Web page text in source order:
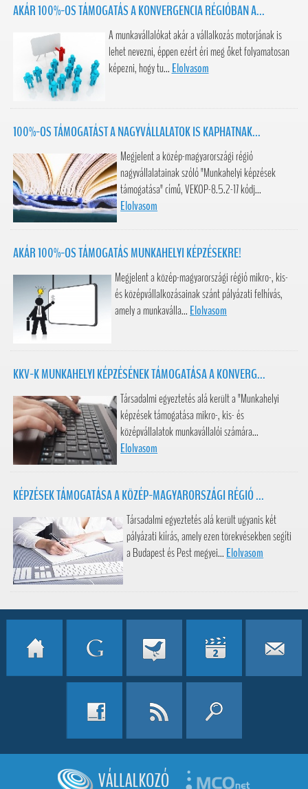
AKÁR 100%-OS TÁMOGATÁS A KONVERGENCIA RÉGIÓBAN A...
A munkavállalókat akár a vállalkozás motorjának is
lehet nevezni, éppen ezért éri meg őket folyamatosan
képezni, hogy tu... Elolvasom
100%-OS TÁMOGATÁST A NAGYVÁLLALATOK IS KAPHATNAK...
Megjelent a közép-magyarországi régió
nagyvállalatainak szóló "Munkahelyi képzések
támogatása" című, VEKOP-8.5.2-17 kódj...
Elolvasom
AKÁR 100%-OS TÁMOGATÁS MUNKAHELYI KÉPZÉSEKRE!
Megjelent a közép-magyarországi régió mikro-, kis-
és középvállalkozásainak szánt pályázati felhívás,
amely a munkaválla... Elolvasom
KKV-K MUNKAHELYI KÉPZÉSÉNEK TÁMOGATÁSA A KONVERG...
Társadalmi egyeztetés alá került a "Munkahelyi
képzések támogatása mikro-, kis- és
középvállalatok munkavállalói számára...
Elolvasom
KÉPZÉSEK TÁMOGATÁSA A KÖZÉP-MAGYARORSZÁGI RÉGIÓ ...
Társadalmi egyeztetés alá került ugyanis két
pályázati kiírás, amely ezen törekvésekben segíti
a Budapest és Pest megyei... Elolvasom